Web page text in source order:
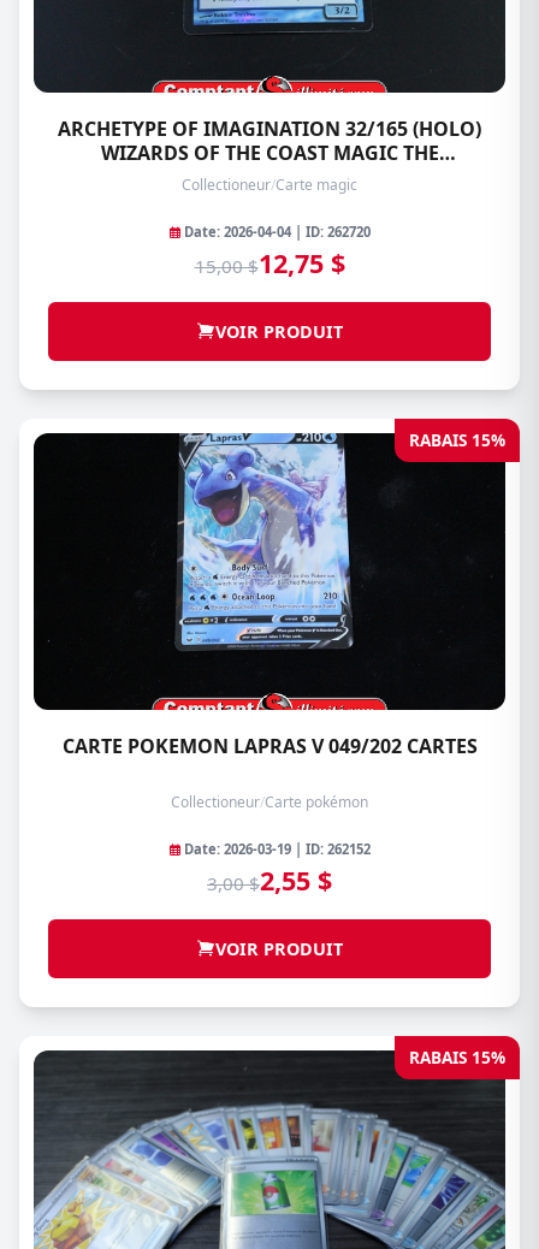
ARCHETYPE OF IMAGINATION 32/165 (HOLO)
WIZARDS OF THE COAST MAGIC THE
GATHERING
Collectioneur/Carte magic
Date: 2026-04-04 | ID: 262720
15,00 $12,75 $
VOIR PRODUIT
RABAIS 15%
CARTE POKEMON LAPRAS V 049/202 CARTES
Collectioneur/Carte pokémon
Date: 2026-03-19 | ID: 262152
3,00 $2,55 $
VOIR PRODUIT
RABAIS 15%